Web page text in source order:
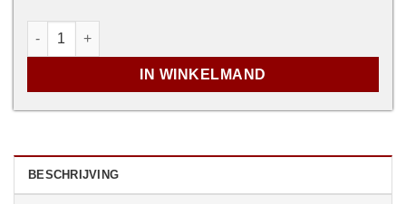
MDF plaat met primerlaag - 12mm - 3050 x 1220mm
IN WINKELMAND
BESCHRIJVING